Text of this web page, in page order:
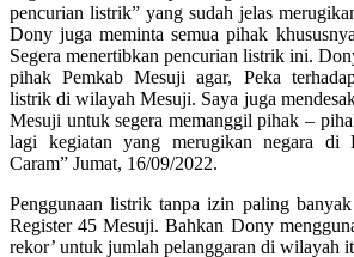
pencurian listrik” yang sudah jelas
Dony juga meminta semua pihak
Segera menertibkan pencurian listrik ini.
pihak Pemkab Mesuji agar, Peka
listrik di wilayah Mesuji. Saya juga
Mesuji untuk segera memanggil pihak –
lagi kegiatan yang merugikan negara di
Caram” Jumat, 16/09/2022.
Penggunaan listrik tanpa izin paling
Register 45 Mesuji. Bahkan Dony
rekor’ untuk jumlah pelanggaran di wilayah